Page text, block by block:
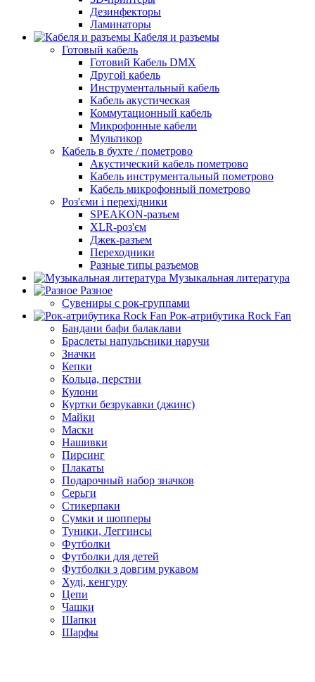
Дезинфекторы
Ламинаторы
Кабеля и разъемы
Готовый кабель
Готовий Кабель DMX
Другой кабель
Инструментальный кабель
Кабель акустическая
Коммутационный кабель
Микрофонные кабели
Мультикор
Кабель в бухте / пометрово
Акустический кабель пометрово
Кабель инструментальный пометрово
Кабель микрофонный пометрово
Роз'єми і перехідники
SPEAKON-разъем
XLR-роз'єм
Джек-разъем
Переходники
Разные типы разъемов
Музыкальная литература
Разное
Сувениры с рок-группами
Рок-атрибутика Rock Fan
Бандани бафи балаклави
Браслеты напульсники наручи
Значки
Кепки
Кольца, перстни
Кулони
Куртки безрукавки (джинс)
Майки
Маски
Нашивки
Пирсинг
Плакаты
Подарочный набор значков
Серьги
Стикерпаки
Сумки и шопперы
Туники, Леггинсы
Футболки
Футболки для детей
Футболки з довгим рукавом
Худі, кенгуру
Цепи
Чашки
Шапки
Шарфы